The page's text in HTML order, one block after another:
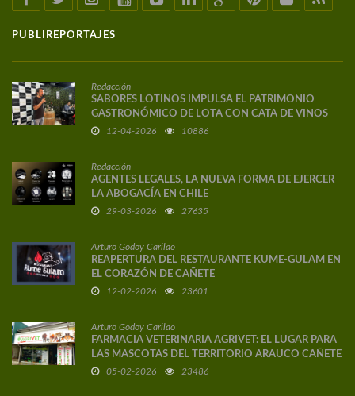
PUBLIREPORTAJES
Redacción
SABORES LOTINOS IMPULSA EL PATRIMONIO
GASTRONÓMICO DE LOTA CON CATA DE VINOS
DE AUTOR
12-04-2026 10886
Redacción
AGENTES LEGALES, LA NUEVA FORMA DE EJERCER
LA ABOGACÍA EN CHILE
29-03-2026 27635
Arturo Godoy Carilao
REAPERTURA DEL RESTAURANTE KUME-GULAM EN
EL CORAZÓN DE CAÑETE
12-02-2026 23601
Arturo Godoy Carilao
FARMACIA VETERINARIA AGRIVET: EL LUGAR PARA
LAS MASCOTAS DEL TERRITORIO ARAUCO CAÑETE
05-02-2026 23486